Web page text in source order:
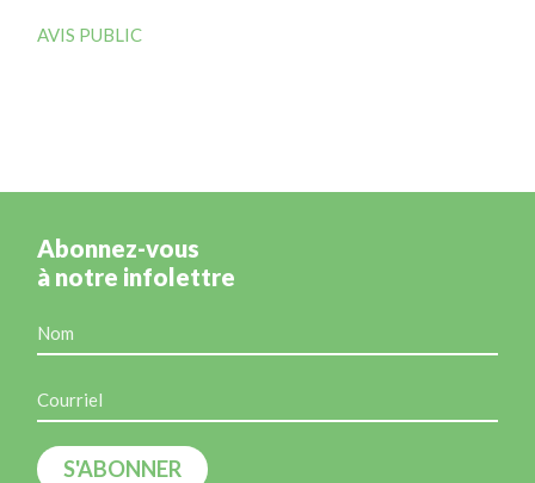
AVIS PUBLIC
Abonnez-vous
à notre infolettre